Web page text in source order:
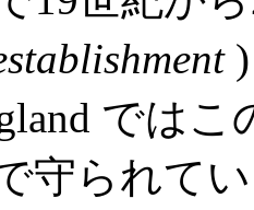
)
では
守られてい